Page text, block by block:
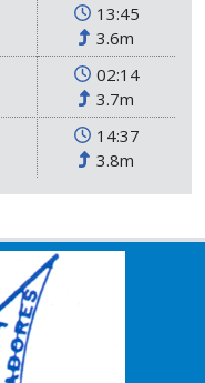
13:45
3.6m
02:14
3.7m
14:37
3.8m